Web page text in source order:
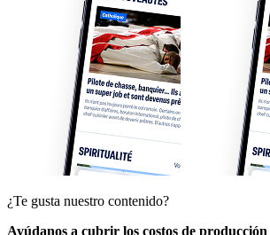
¿Te gusta nuestro contenido?
Ayúdanos a cubrir los costos de producción